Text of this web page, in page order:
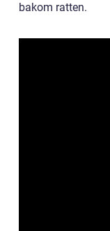
bakom ratten.